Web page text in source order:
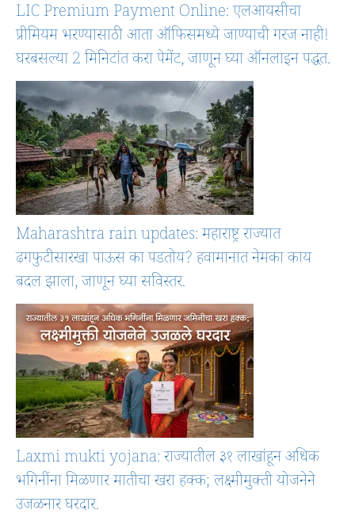
LIC Premium Payment Online: एलआयसीचा
प्रीमियम भरण्यासाठी आता ऑफिसमध्ये जाण्याची गरज नाही!
घरबसल्या 2 मिनिटांत करा पेमेंट, जाणून घ्या ऑनलाइन पद्धत.
Maharashtra rain updates: महाराष्ट्र राज्यात
ढगफुटीसारखा पाऊस का पडतोय? हवामानात नेमका काय
बदल झाला, जाणून घ्या सविस्तर.
Laxmi mukti yojana: राज्यातील ३१ लाखांहून अधिक
भगिनींना मिळणार मातीचा खरा हक्क; लक्ष्मीमुक्ती योजनेने
उजळनार घरदार.